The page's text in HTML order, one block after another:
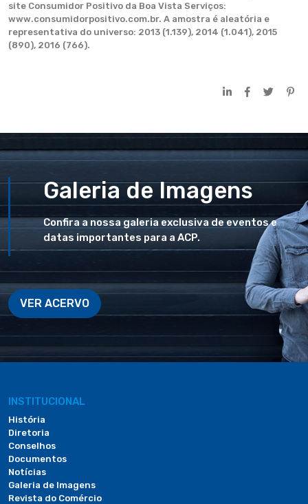
site Consumidor Positivo da Boa Vista Serviços:
www.consumidorpositivo.com.br. A amostra é aleatória e
representativa do universo: 2013 (1.139), 2014 (1.041), 2015
(890), 2016 (766).
Galeria de Imagens
Confira a nossa galeria exclusiva de eventos e
datas importantes para a ACP.
VER ACERVO
INSTITUCIONAL
História
Diretoria
Conselhos
Documentos
Notícias
Galeria de Imagens
Revista do Comércio